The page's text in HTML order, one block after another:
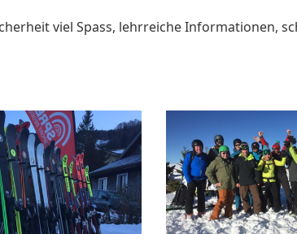
viel Spass, lehrreiche Informationen,